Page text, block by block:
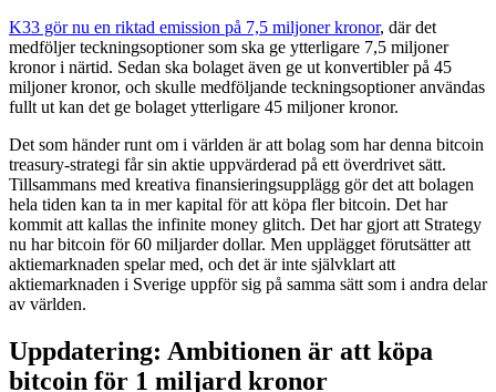
K33 gör nu en riktad emission på 7,5 miljoner kronor, där det
medföljer teckningsoptioner som ska ge ytterligare 7,5 miljoner
kronor i närtid. Sedan ska bolaget även ge ut konvertibler på 45
miljoner kronor, och skulle medföljande teckningsoptioner användas
fullt ut kan det ge bolaget ytterligare 45 miljoner kronor.
Det som händer runt om i världen är att bolag som har denna bitcoin
treasury-strategi får sin aktie uppvärderad på ett överdrivet sätt.
Tillsammans med kreativa finansieringsupplägg gör det att bolagen
hela tiden kan ta in mer kapital för att köpa fler bitcoin. Det har
kommit att kallas the infinite money glitch. Det har gjort att Strategy
nu har bitcoin för 60 miljarder dollar. Men upplägget förutsätter att
aktiemarknaden spelar med, och det är inte självklart att
aktiemarknaden i Sverige uppför sig på samma sätt som i andra delar
av världen.
Uppdatering: Ambitionen är att köpa
bitcoin för 1 miljard kronor